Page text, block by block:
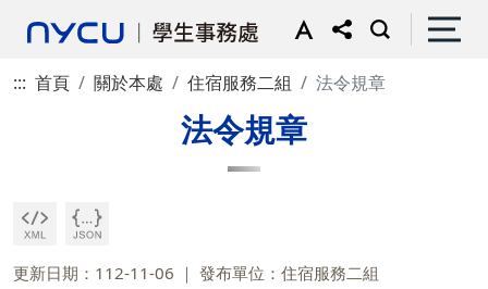
::: 首頁 關於本處 住宿服務二組 法令規章
法令規章
更新日期：112-11-06 發布單位：住宿服務二組